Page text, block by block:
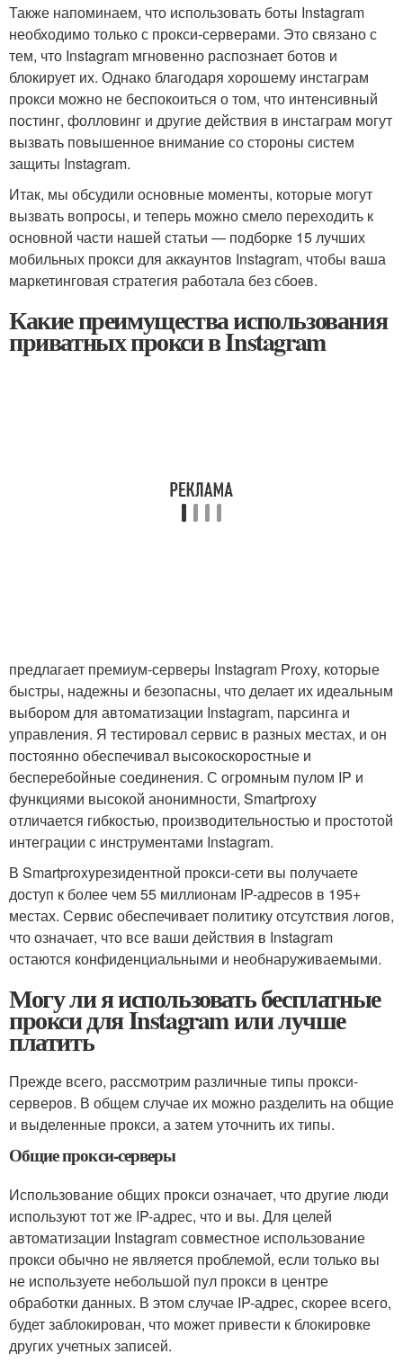
Также напоминаем, что использовать боты Instagram
необходимо только с прокси-серверами. Это связано с
тем, что Instagram мгновенно распознает ботов и
блокирует их. Однако благодаря хорошему инстаграм
прокси можно не беспокоиться о том, что интенсивный
постинг, фолловинг и другие действия в инстаграм могут
вызвать повышенное внимание со стороны систем
защиты Instagram.
Итак, мы обсудили основные моменты, которые могут
вызвать вопросы, и теперь можно смело переходить к
основной части нашей статьи — подборке 15 лучших
мобильных прокси для аккаунтов Instagram, чтобы ваша
маркетинговая стратегия работала без сбоев.
Какие преимущества использования
приватных прокси в Instagram
предлагает премиум-серверы Instagram Proxy, которые
быстры, надежны и безопасны, что делает их идеальным
выбором для автоматизации Instagram, парсинга и
управления. Я тестировал сервис в разных местах, и он
постоянно обеспечивал высокоскоростные и
бесперебойные соединения. С огромным пулом IP и
функциями высокой анонимности, Smartproxy
отличается гибкостью, производительностью и простотой
интеграции с инструментами Instagram.
В Smartproxyрезидентной прокси-сети вы получаете
доступ к более чем 55 миллионам IP-адресов в 195+
местах. Сервис обеспечивает политику отсутствия логов,
что означает, что все ваши действия в Instagram
остаются конфиденциальными и необнаруживаемыми.
Могу ли я использовать бесплатные
прокси для Instagram или лучше
платить
Прежде всего, рассмотрим различные типы прокси-
серверов. В общем случае их можно разделить на общие
и выделенные прокси, а затем уточнить их типы.
Общие прокси-серверы
Использование общих прокси означает, что другие люди
используют тот же IP-адрес, что и вы. Для целей
автоматизации Instagram совместное использование
прокси обычно не является проблемой, если только вы
не используете небольшой пул прокси в центре
обработки данных. В этом случае IP-адрес, скорее всего,
будет заблокирован, что может привести к блокировке
других учетных записей.